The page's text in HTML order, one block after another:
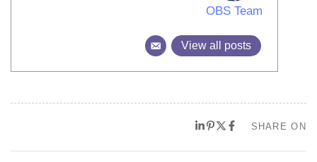
OBS Team
View all posts
SHARE ON